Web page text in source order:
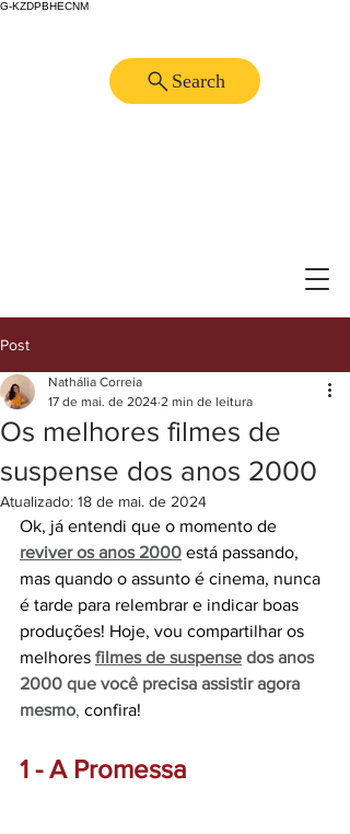
G-KZDPBHECNM
Search
Post
Os melhores filmes de
suspense dos anos 2000
Nathália Correia
17 de mai. de 2024 2 min de leitura
Atualizado: 18 de mai. de 2024
Ok, já entendi que o momento de
reviver os anos 2000 está passando,
mas quando o assunto é cinema, nunca
é tarde para relembrar e indicar boas
produções! Hoje, vou compartilhar os
melhores filmes de suspense dos anos
2000 que você precisa assistir agora
mesmo, confira!
1 - A Promessa